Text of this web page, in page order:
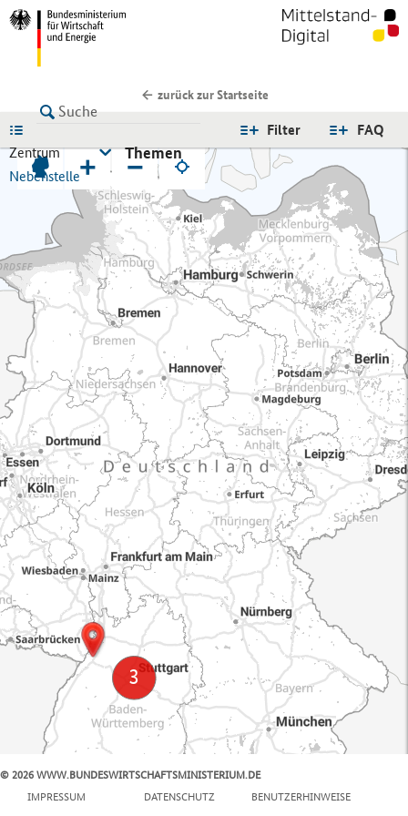
zurück zur Startseite
FAQ
Filter
Zentrum
Nebenstelle
Themen
+ −
© 2026 WWW.BUNDESWIRTSCHAFTSMINISTERIUM.DE
IMPRESSUM
DATENSCHUTZ BENUTZERHINWEISE